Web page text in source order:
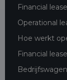
Financial lease
Operational
Hoe werkt
Financial